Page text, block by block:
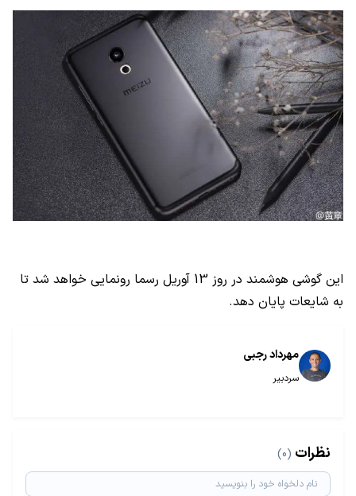
این گوشی هوشمند در روز 13 آوریل رسما رونمایی خواهد شد تا
به شایعات پایان دهد.
مهرداد رجبی
سردبیر
نظرات (0)